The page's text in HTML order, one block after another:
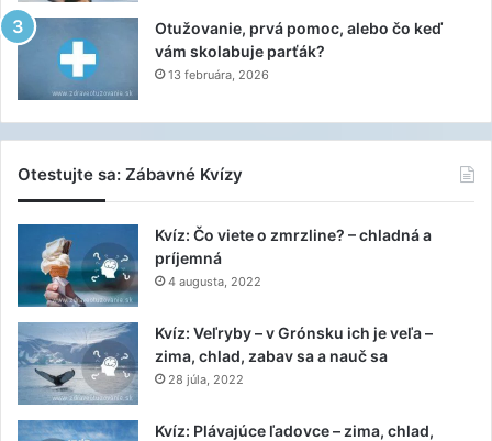
Otužovanie, prvá pomoc, alebo čo keď
vám skolabuje parťák?
13 februára, 2026
Otestujte sa: Zábavné Kvízy
Kvíz: Čo viete o zmrzline? – chladná a
príjemná
4 augusta, 2022
Kvíz: Veľryby – v Grónsku ich je veľa –
zima, chlad, zabav sa a nauč sa
28 júla, 2022
Kvíz: Plávajúce ľadovce – zima, chlad,